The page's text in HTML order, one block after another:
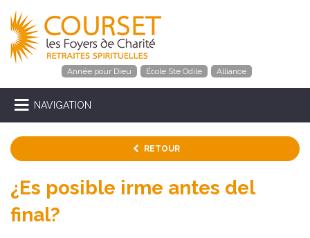
Année pour Dieu École Ste Odile Alliance
NAVIGATION
RETOUR
¿Es posible irme antes del
final?